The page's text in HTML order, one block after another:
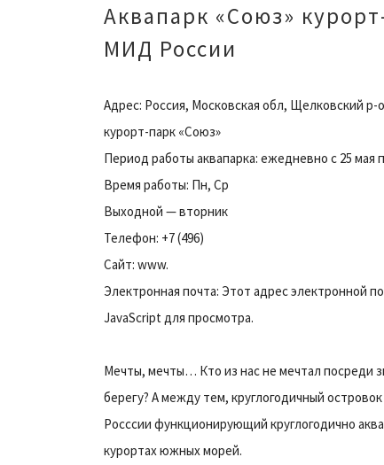
Аквапарк «Союз»
МИД России
Адрес: Россия, Московская обл, Щелковский
курорт-парк «Союз»
Период работы аквапарка: ежедневно с 25 мая
Время работы: Пн, Ср
Выходной — вторник
Телефон: +7 (496)
Сайт: www.
Электронная почта: Этот адрес электронной
JavaScript для просмотра.
Мечты, мечты… Кто из нас не мечтал посреди
берегу? А между тем, круглогодичный
Росссии функционирующий круглогодично
курортах южных морей.